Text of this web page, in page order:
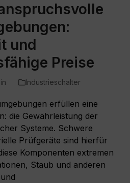
und
Preise
Industrieschalter
erfüllen eine
die Gewährleistung der
Systeme. Schwere
Prüfgeräte sind hierfür
Komponenten extremen
Staub und anderen